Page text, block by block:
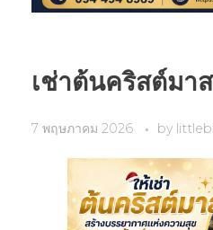
เช่าต้นคริสต์มา
7 พฤษภาคม 2026 by